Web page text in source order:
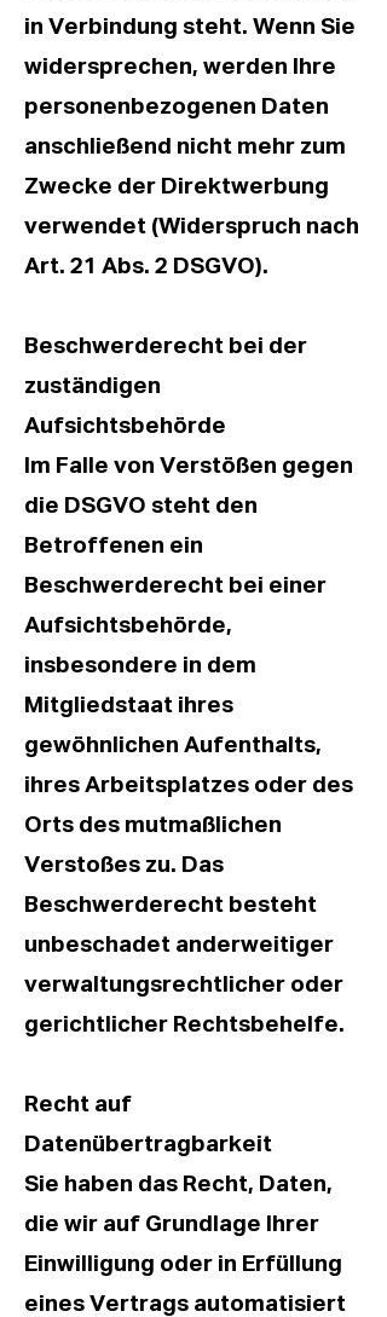
in Verbindung steht. Wenn Sie
widersprechen, werden Ihre
personenbezogenen Daten
anschließend nicht mehr zum
Zwecke der Direktwerbung
verwendet (Widerspruch nach
Art. 21 Abs. 2 DSGVO).
Beschwerderecht bei der
zuständigen
Aufsichtsbehörde
Im Falle von Verstößen gegen
die DSGVO steht den
Betroffenen ein
Beschwerderecht bei einer
Aufsichtsbehörde,
insbesondere in dem
Mitgliedstaat ihres
gewöhnlichen Aufenthalts,
ihres Arbeitsplatzes oder des
Orts des mutmaßlichen
Verstoßes zu. Das
Beschwerderecht besteht
unbeschadet anderweitiger
verwaltungsrechtlicher oder
gerichtlicher Rechtsbehelfe.
Recht auf
Datenübertragbarkeit
Sie haben das Recht, Daten,
die wir auf Grundlage Ihrer
Einwilligung oder in Erfüllung
eines Vertrags automatisiert